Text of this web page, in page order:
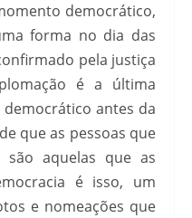
democrático,
forma no dia das
pela justiça
é a última
antes da
que as pessoas que
aquelas que as
é isso, um
e nomeações que